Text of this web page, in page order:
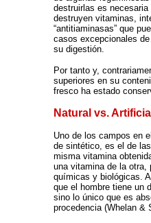
destruirlas es
destruyen vitaminas,
“antitiaminasas” que
casos excepcionales
su digestión.
Por tanto y,
superiores en su
fresco ha estado
Natural vs. Artificial
Uno de los campos en
de sintético, es el de
misma vitamina
una vitamina de la
químicas y biológicas.
que el hombre tiene un
sino lo único que es
procedencia (Whelan &